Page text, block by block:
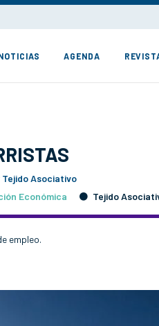
AGENDA
Tejido Asociativo
Económica Tejido
empleo.